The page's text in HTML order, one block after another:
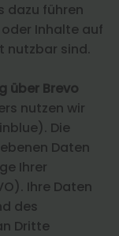
dazu führen
Inhalte auf
nutzbar sind.
über Brevo
nutzen wir
Die
Daten
Ihrer
Ihre Daten
des
Dritte